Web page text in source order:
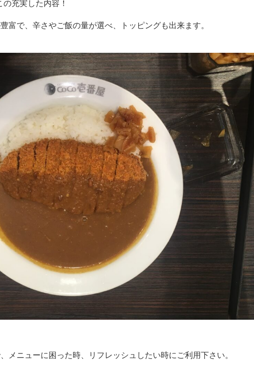
充実した内容！
富で、辛さやご飯の量が選べ、トッピングも出来ます。
メニューに困った時、リフレッシュしたい時にご利用下さい。